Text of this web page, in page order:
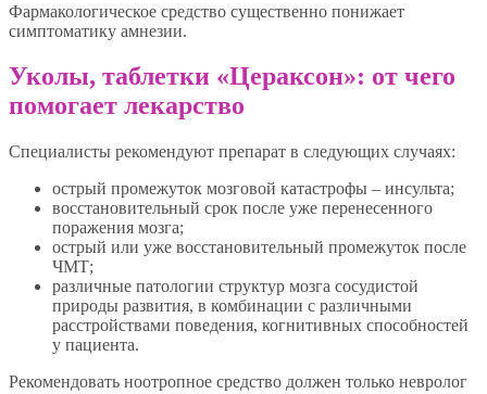
Фармакологическое средство существенно понижает
симптоматику амнезии.
Уколы, таблетки «Цераксон»: от чего
помогает лекарство
Специалисты рекомендуют препарат в следующих случаях:
острый промежуток мозговой катастрофы – инсульта;
восстановительный срок после уже перенесенного
поражения мозга;
острый или уже восстановительный промежуток после
ЧМТ;
различные патологии структур мозга сосудистой
природы развития, в комбинации с различными
расстройствами поведения, когнитивных способностей
у пациента.
Рекомендовать ноотропное средство должен только невролог